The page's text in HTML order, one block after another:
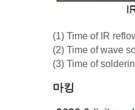
(1) Time of IR
(2) Time of wave
(3) Time of
마킹